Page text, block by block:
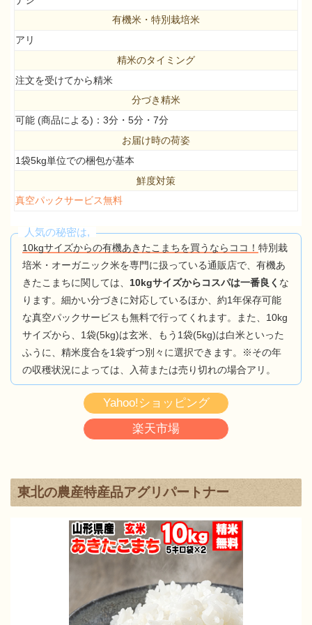
有機米・特別栽培米
アリ
精米のタイミング
注文を受けてから精米
分づき精米
可能 (商品による)：3分・5分・7分
お届け時の荷姿
1袋5kg単位での梱包が基本
鮮度対策
真空パックサービス無料
人気の秘密は,
10kgサイズからの有機あきたこまちを買うならココ！ 特別栽
培米・オーガニック米を専門に扱っている通販店で、有機あ
きたこまちに関しては、 10kgサイズからコスパは一番良く な
ります。細かい分づきに対応しているほか、約1年保存可能
な真空パックサービスも無料で行ってくれます。また、10kg
サイズから、1袋(5kg)は玄米、もう1袋(5kg)は白米といった
ふうに、精米度合を1袋ずつ別々に選択できます。※その年
の収穫状況によっては、入荷または売り切れの場合アリ。
Yahoo!ショッピング
楽天市場
東北の農産特産品アグリパートナー